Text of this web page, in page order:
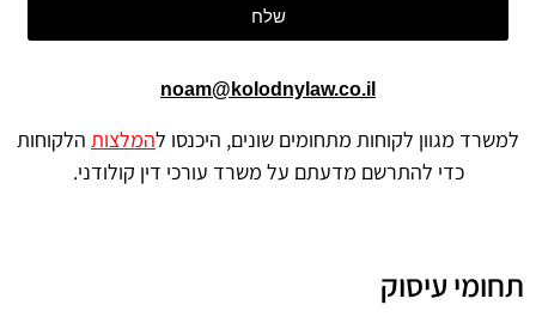
noam@kolodnylaw.co.il
מגוון לקוחות מתחומים שונים, היכנסו להמלצותהלקוחות
כדי להתרשם מדעתם על משרד עורכי דין קולודני.
עיסוק